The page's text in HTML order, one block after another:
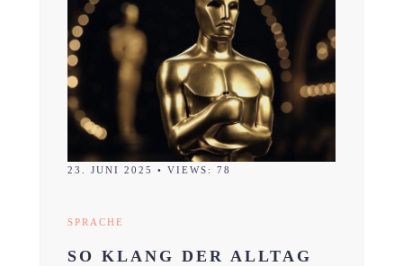
23. JUNI 2025 • VIEWS: 78
SPRACHE
SO KLANG DER ALLTAG